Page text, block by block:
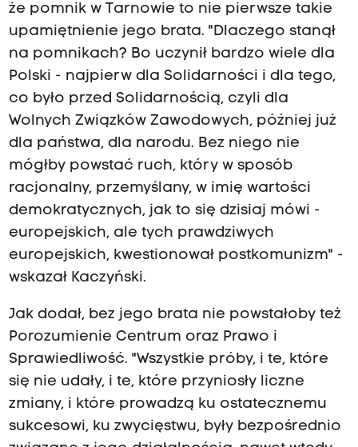
że pomnik w Tarnowie to nie pierwsze takie
upamiętnienie jego brata. "Dlaczego stanął
na pomnikach? Bo uczynił bardzo wiele dla
Polski - najpierw dla Solidarności i dla tego,
co było przed Solidarnością, czyli dla
Wolnych Związków Zawodowych, później już
dla państwa, dla narodu. Bez niego nie
mógłby powstać ruch, który w sposób
racjonalny, przemyślany, w imię wartości
demokratycznych, jak to się dzisiaj mówi -
europejskich, ale tych prawdziwych
europejskich, kwestionował postkomunizm" -
wskazał Kaczyński.
Jak dodał, bez jego brata nie powstałoby też
Porozumienie Centrum oraz Prawo i
Sprawiedliwość. "Wszystkie próby, i te, które
się nie udały, i te, które przyniosły liczne
zmiany, i które prowadzą ku ostatecznemu
sukcesowi, ku zwycięstwu, były bezpośrednio